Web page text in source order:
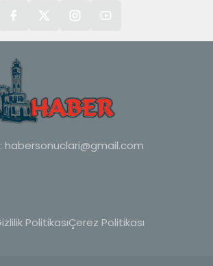
habersonuclari@gmail.com
PolitikasıÇerez Politikası